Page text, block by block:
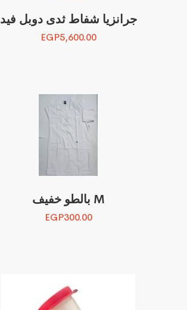
جرانزيا شفاط ثدى دوبل فيد
EGP5,600.00
بالطو خفيف M
EGP300.00